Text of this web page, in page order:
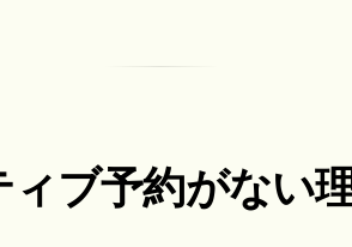
ブ予約がない